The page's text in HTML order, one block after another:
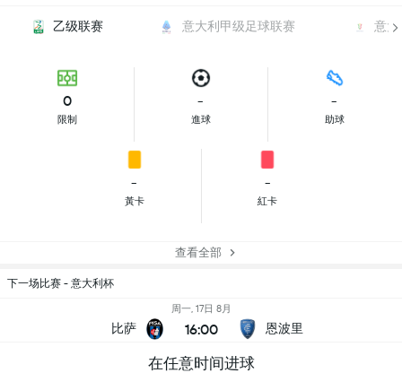
乙级联赛 意大利甲级足球联赛 意大
0
限制
-
進球
-
助球
-
黃卡
-
紅卡
查看全部
下一场比赛 - 意大利杯
比萨
周一, 17日 8月
16:00 恩波里
在任意时间进球